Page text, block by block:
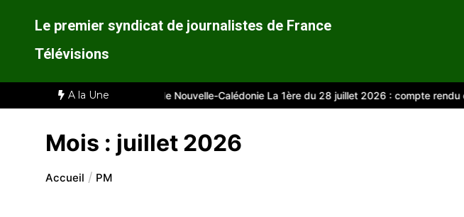
Le premier syndicat de journalistes de France
Télévisions
A la Une
Comité d’entreprise de Nouvelle-Calédonie La 1ère du 28 juillet 2026 : compte rendu du SNJ
Mois : juillet 2026
Accueil PM